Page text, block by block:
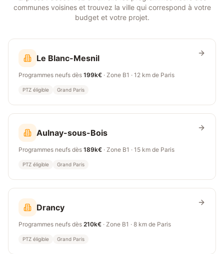
communes voisines et trouvez la ville qui correspond à votre
budget et votre projet.
Le Blanc-Mesnil
Programmes neufs dès 199k€ · Zone B1 · 12 km de Paris
PTZ éligible Grand Paris
Aulnay-sous-Bois
Programmes neufs dès 189k€ · Zone B1 · 15 km de Paris
PTZ éligible Grand Paris
Drancy
Programmes neufs dès 210k€ · Zone B1 · 8 km de Paris
PTZ éligible Grand Paris